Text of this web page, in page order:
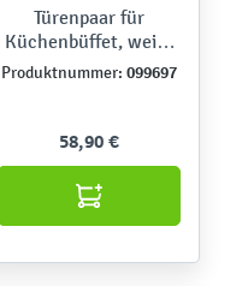
Türenpaar für
Küchenbüffet, weiß,
Einlassgriffe
Produktnummer: 099697
58,90 €